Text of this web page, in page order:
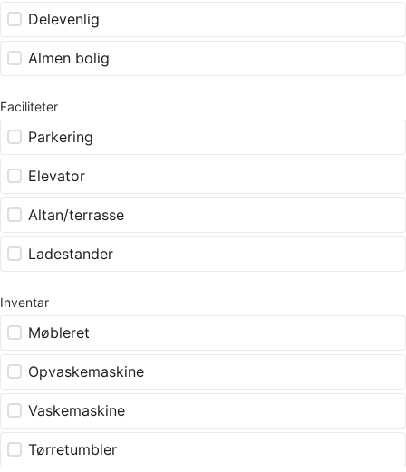
Delevenlig
Almen bolig
Faciliteter
Parkering
Elevator
Altan/terrasse
Ladestander
Inventar
Møbleret
Opvaskemaskine
Vaskemaskine
Tørretumbler